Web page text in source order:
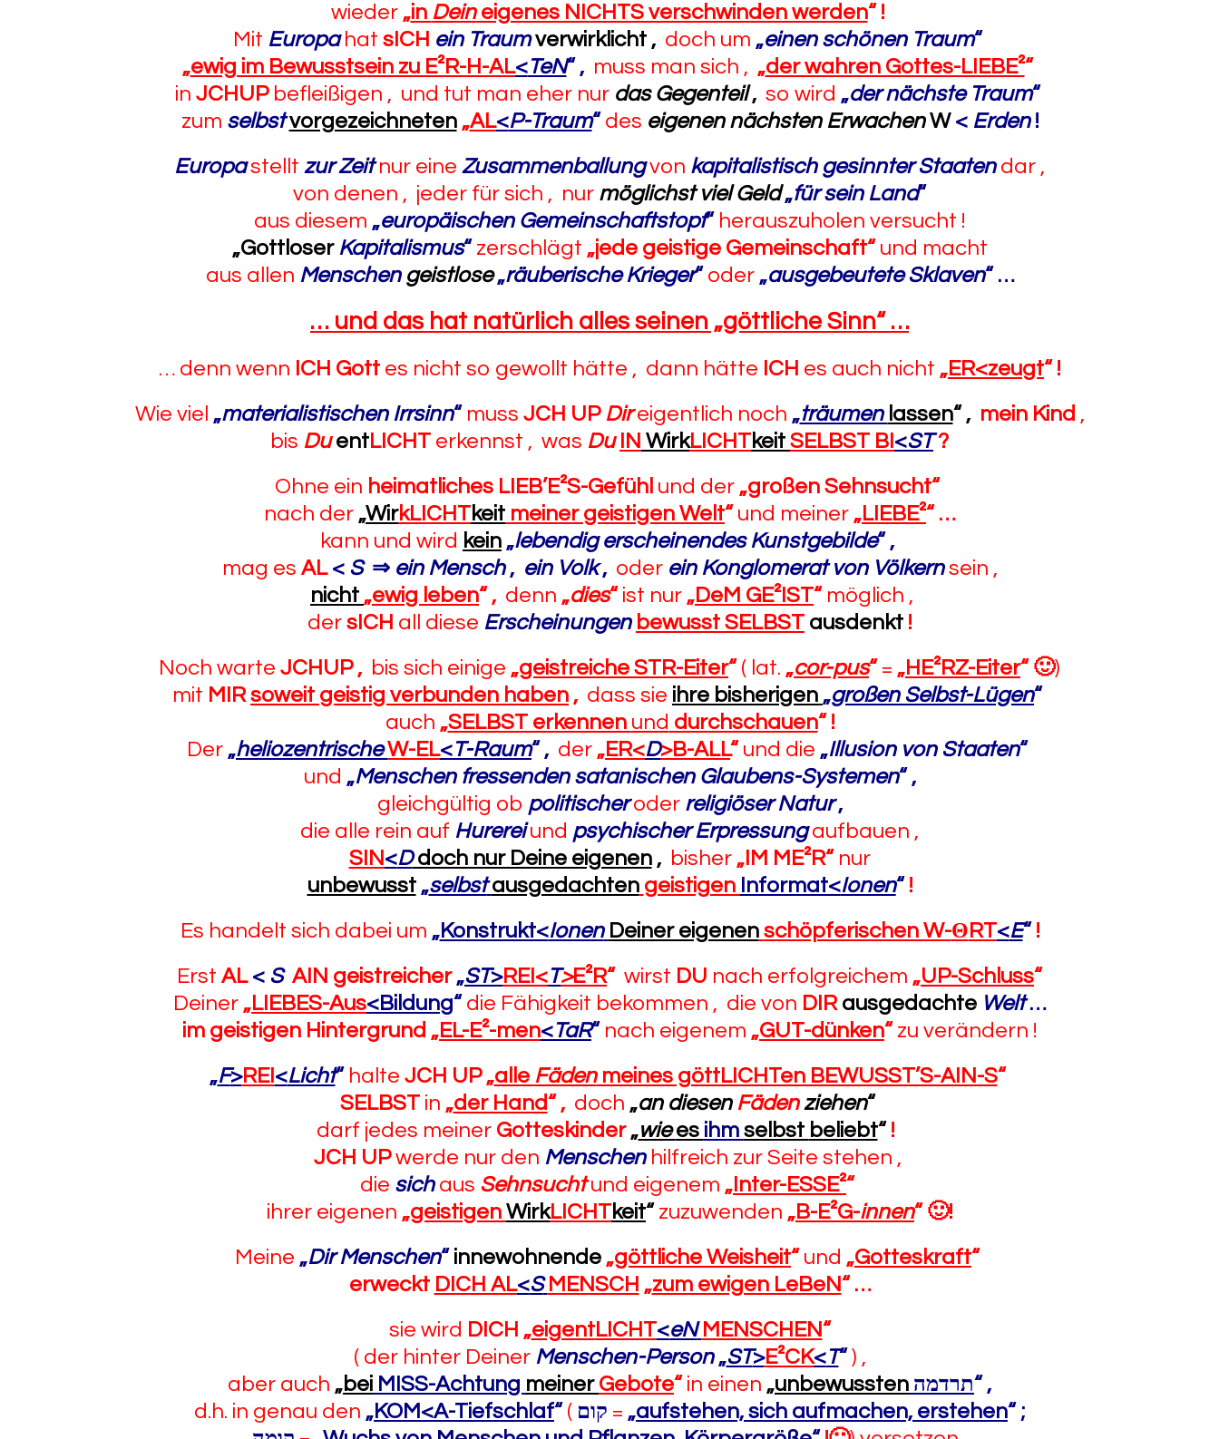
wieder „in Deineigenes NICHTS verschwinden werden“ !
Mit Europa hat sICH ein Traum verwirklicht ,doch um „einen schönen Traum“
„ewig im Bewusstsein zu E²R-H-AL<TeN“ , muss man sich , „der wahren Gottes-LIEBE²“
in JCHUPbefleißigen , und tut man eher nur das Gegenteil, so wird „der nächste Traum“
zum selbst vorgezeichneten „AL<P-Traum“ des eigenen nächsten ErwachenW < Erden !
Europa stellt zur Zeit nur eine Zusammenballungvon kapitalistisch gesinnter Staatendar ,
von denen , jeder für sich , nur möglichst vielGeld „für sein Land“
aus diesem „europäischen Gemeinschaftstopf“ herauszuholen versucht !
„Gottloser Kapitalismus“ zerschlägt „jede geistige Gemeinschaft“und macht
aus allen Menschen geistlose „räuberische Krieger“ oder „ausgebeutete Sklaven“ …
… und das hat natürlich alles seinen „göttliche Sinn“ …
… denn wenn ICH Gott es nicht so gewollt hätte , dann hätte ICH es auch nicht „ER<zeugt“ !
Wie viel „materialistischen Irrsinn“ muss JCH UP Direigentlich noch „träumen lassen“ , mein Kind ,
bis Du entLICHT erkennst , was Du IN WirkLICHTkeit SELBST BI <ST ?
Ohne ein heimatliches LIEB’E²S-Gefühl und der „großen Sehnsucht“
nach der „WirkLICHTkeit meiner geistigen Welt“ und meiner „LIEBE²“ …
kann und wird kein „lebendig erscheinendes Kunstgebilde“ ,
mag es AL < S ⇒ ein Mensch , ein Volk,oder ein Konglomerat von Völkern sein ,
nicht „ewig leben“ , denn „dies“ ist nur „DeM GE²IST“ möglich ,
der sICH all diese Erscheinungen bewusst SELBST ausdenkt !
Noch warte JCHUP , bis sich einige „geistreiche STR-Eiter“ ( lat. „cor-pus“ = „HE²RZ-Eiter“ 🙂)
mit MIR soweit geistig verbunden haben , dass sie ihre bisherigen „großen Selbst-Lügen“
auch „SELBST erkennen und durchschauen“ !
Der „heliozentrische W-EL<T-Raum“ , der „ER<D>B-ALL“ und die „Illusion von Staaten“
und „Menschen fressenden satanischen Glaubens-Systemen“ ,
gleichgültig ob politischeroder religiöser Natur,
die alle rein auf Hurerei und psychischer Erpressung aufbauen ,
SIN <Ddoch nur Deine eigenen , bisher „IM ME²R“ nur
unbewusst „selbst ausgedachten geistigen Informat<Ionen“ !
Es handelt sich dabei um „Konstrukt<Ionen Deiner eigenen schöpferischen W-Θ RT<E“ !
Erst AL < S AIN geistreicher „ST>REI<T>E²R“ wirst DU nach erfolgreichem „UP-Schluss“
Deiner „LIEBES-Aus<Bildung“ die Fähigkeit bekommen , die von DIR ausgedachte Welt…
im geistigen Hintergrund „EL-E²-men<TaR“ nach eigenem „GUT-dünken“ zu verändern !
„F>REI <Licht“ halte JCH UP„alle Fädenmeines göttLICHTen BEWUSST’S-AIN-S“
SELBSTin „der Hand“ ,doch „an diesen Fäden ziehen“
darf jedes meiner Gotteskinder „wiees ihm selbst beliebt“ !
JCH UPwerde nur den Menschen hilfreich zur Seite stehen ,
die sich aus Sehnsuchtund eigenem „ Inter-ESSE²“
ihrer eigenen „geistigen WirkLICHTkeit“ zuzuwenden „B-E²G-innen“ 🙂!
Meine „Dir Menschen“ innewohnende „göttliche Weisheit“ und „Gotteskraft“
erweckt DICH AL<S MENSCH „zum ewigen LeBeN“ …
sie wird DICH „eigentLICHT<eN MENSCHEN“
( der hinter Deiner Menschen-Person „ST>E²CK<T“ ) ,
aber auch „bei MISS-Achtung meiner Gebote“ in einen „unbewussten תרדמה“ ,
d.h. in genau den „KOM<A-Tiefschlaf“ ( קום = „aufstehen, sich aufmachen, erstehen“ ;